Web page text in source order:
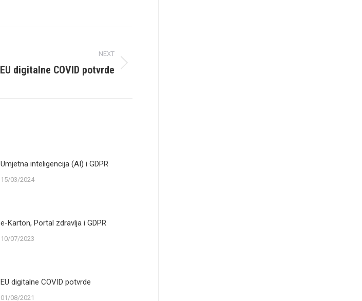
NEXT
EU digitalne COVID potvrde
Umjetna inteligencija (AI) i GDPR
15/03/2024
e-Karton, Portal zdravlja i GDPR
10/07/2023
EU digitalne COVID potvrde
01/08/2021